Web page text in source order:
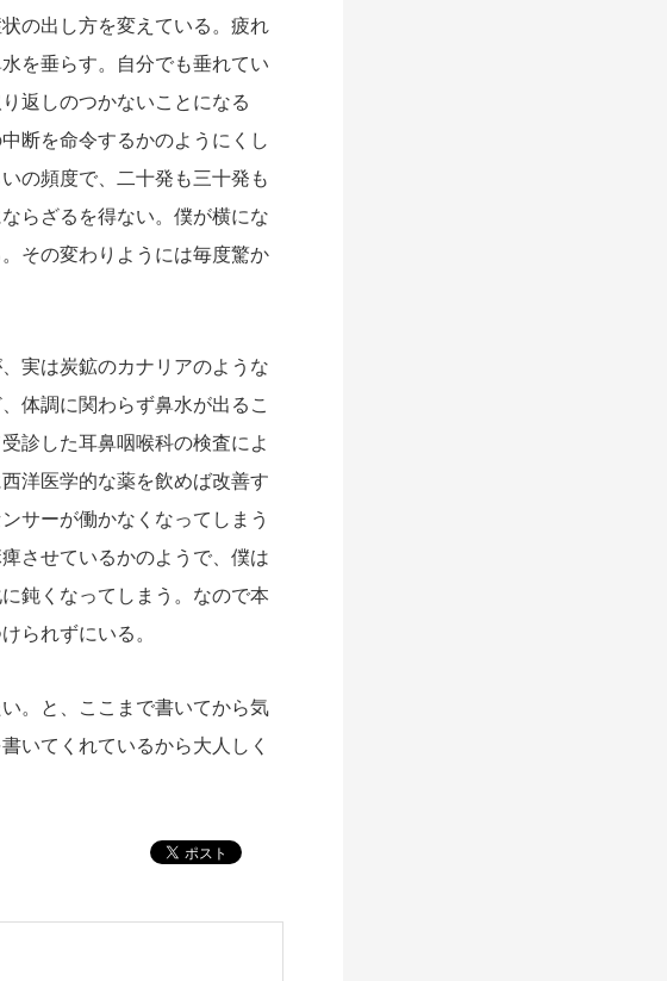
の出し方を変えている。疲れ
を垂らす。自分でも垂れてい
返しのつかないことになる
断を命令するかのようにくし
の頻度で、二十発も三十発も
らざるを得ない。僕が横にな
その変わりようには毎度驚か
実は炭鉱のカナリアのような
体調に関わらず鼻水が出るこ
診した耳鼻咽喉科の検査によ
洋医学的な薬を飲めば改善す
サーが働かなくなってしまう
させているかのようで、僕は
鈍くなってしまう。なので本
られずにいる。
。と、ここまで書いてから気
いてくれているから大人しく